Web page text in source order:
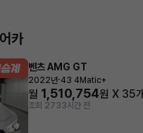
카
벤츠 AMG GT
2022년·43 4Matic+
월 1,510,754원 X 35
조회 2733시간 전